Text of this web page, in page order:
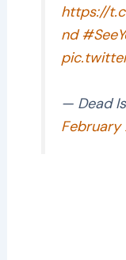
https://
nd
— Dead
February